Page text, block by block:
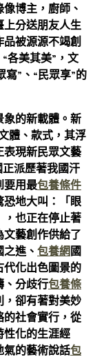
博主，廚師、
上分送朋友人生
被源源不竭創
各美其美”，文
寫”、“民眾享”的
象的新載體。新
體、款式，其浮
表現新民眾文藝
派歷著我國汗
要用最包養條件
恐地大叫：「眼
，也正在停止著
藝創作供給了
進、 包養網 國
代化出色圖景的
、分歧行包養條
，卻有著對美妙
的社會實行，從
性化的生涯經
氣的藝術說話包